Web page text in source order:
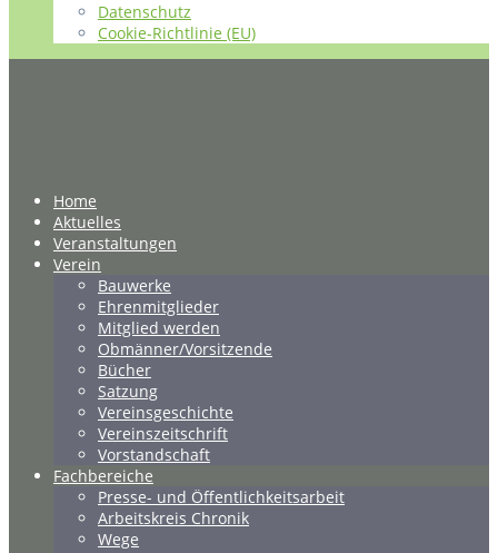
Datenschutz
Cookie-Richtlinie (EU)
Home
Aktuelles
Veranstaltungen
Verein
Bauwerke
Ehrenmitglieder
Mitglied werden
Obmänner/Vorsitzende
Bücher
Satzung
Vereinsgeschichte
Vereinszeitschrift
Vorstandschaft
Fachbereiche
Presse- und Öffentlichkeitsarbeit
Arbeitskreis Chronik
Wege